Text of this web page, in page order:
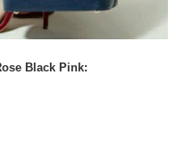
Black Pink: